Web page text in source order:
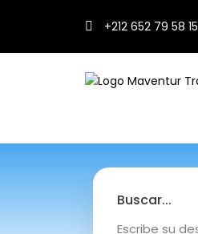
+212 652 79 58 15
Buscar...